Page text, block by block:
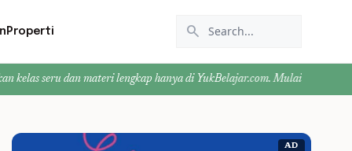
Properti search
dan materi lengkap hanya di YukBelajar.com. Mulai langkah
AD